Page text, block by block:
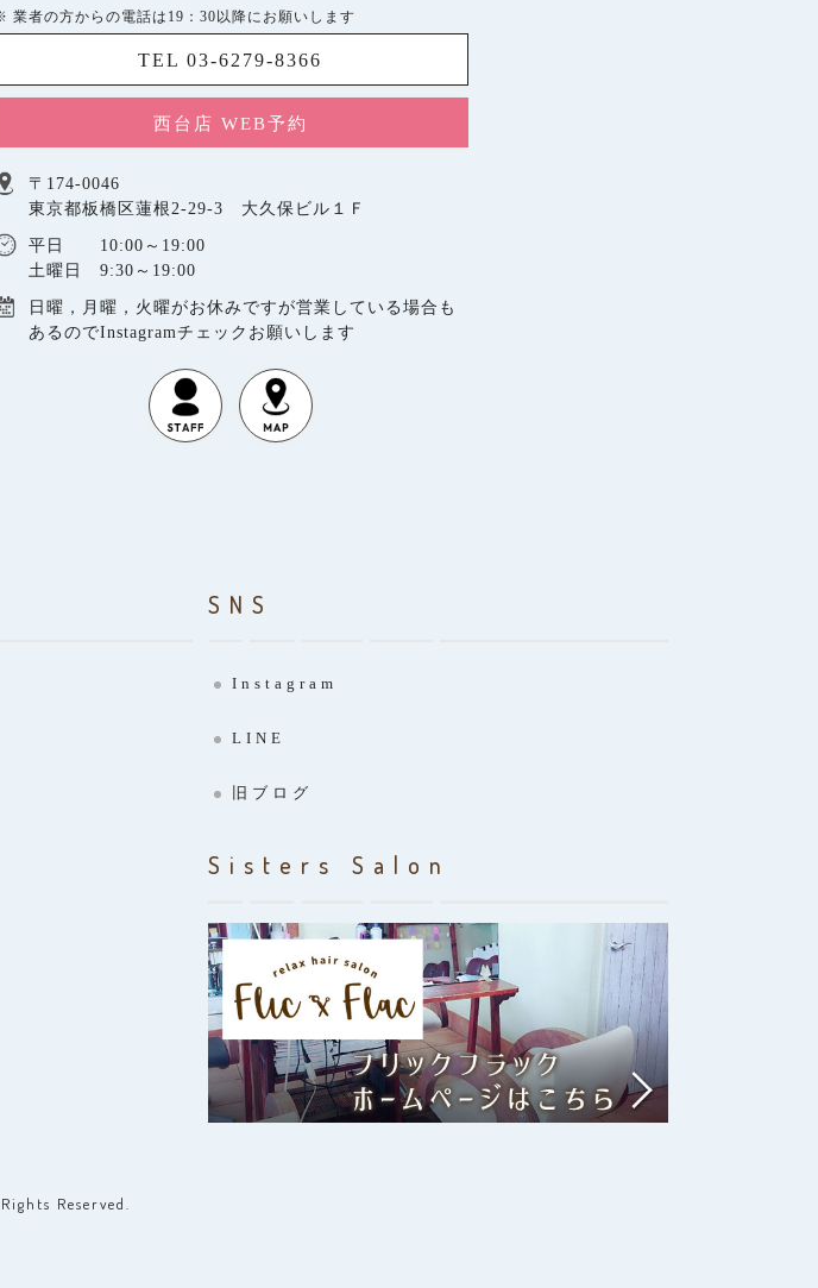
業者の方からの電話は19：30以降にお願いします
TEL 03-6279-8366
西台店 WEB予約
〒174-0046
東京都板橋区蓮根2-29-3 大久保ビル１Ｆ
平日 10:00～19:00
土曜日 9:30～19:00
日曜，月曜，火曜がお休みですが営業している場合も
あるのでInstagramチェックお願いします
SNS
Instagram
LINE
旧ブログ
Sisters Salon
Reserved.